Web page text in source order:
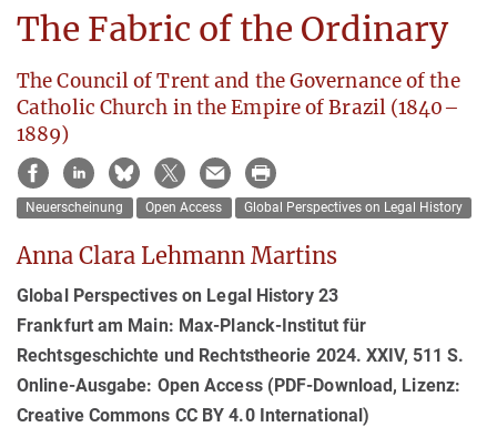
The Fabric of the Ordinary
The Council of Trent and the Governance of the
Catholic Church in the Empire of Brazil (1840–
1889)
Neuerscheinung Open Access Global Perspectives on Legal History
Anna Clara Lehmann Martins
Global Perspectives on Legal History 23
Frankfurt am Main: Max-Planck-Institut für
Rechtsgeschichte und Rechtstheorie 2024. XXIV, 511 S.
Online-Ausgabe: Open Access (PDF-Download, Lizenz:
Creative Commons CC BY 4.0 International)